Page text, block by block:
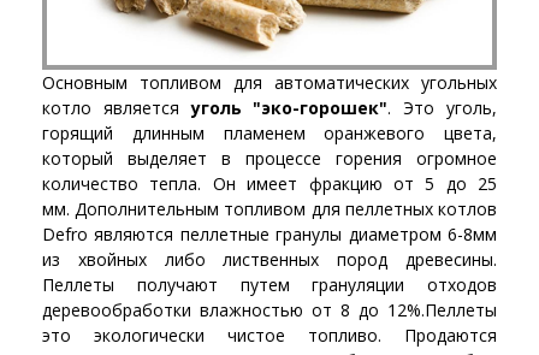
Основным топливом для автоматических угольных
котло являетсяуголь "эко-горошек". Это уголь,
горящий длинным пламенем оранжевого цвета,
который выделяет в процессе горения огромное
количество тепла. Он имеет фракцию от 5 до 25
мм. Дополнительным топливом для пеллетных котлов
Defro являются пеллетные гранулы диаметром 6-8мм
из хвойных либо лиственных пород древесины.
Пеллеты получают путем грануляции отходов
деревообработки влажностью от 8 до 12%.Пеллеты
это экологически чистое топливо. Продаются